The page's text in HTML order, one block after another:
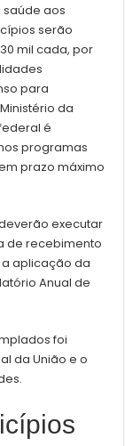
aos
serão
mil cada, por
para
da
é
programas
prazo máximo
executar
de recebimento
aplicação da
Anual de
foi
da União e o